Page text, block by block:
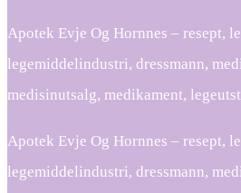
Apotek Evje Og Hornnes – resept,
legemiddelindustri, dressmann,
medisinutsalg, medikament,
Apotek Evje Og Hornnes – resept,
legemiddelindustri, dressmann,